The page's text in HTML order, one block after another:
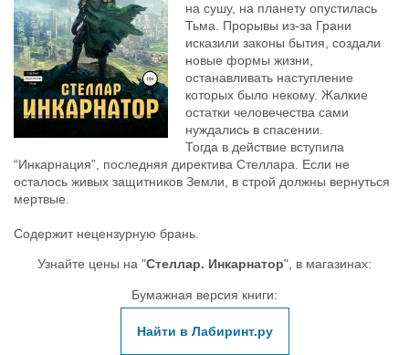
на сушу, на планету опустилась
Тьма. Прорывы из-за Грани
исказили законы бытия, создали
новые формы жизни,
останавливать наступление
которых было некому. Жалкие
остатки человечества сами
нуждались в спасении.
Тогда в действие вступила
“Инкарнация”, последняя директива Стеллара. Если не
осталось живых защитников Земли, в строй должны вернуться
мертвые.
Содержит нецензурную брань.
Узнайте цены на "Стеллар. Инкарнатор", в магазинах:
Бумажная версия книги:
Найти в Лабиринт.ру